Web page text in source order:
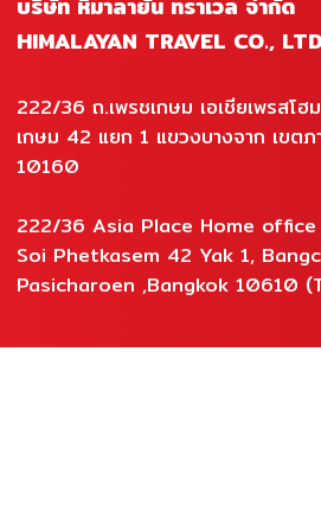
HIMALAYAN TRAVEL CO.,
222/36 ถ.เพรชเกษม เอเชียเพรสโ
เกษม 42 แยก 1 แขวงบางจาก เขต
10160
222/36 Asia Place Home
Soi Phetkasem 42 Yak 1,
Pasicharoen ,Bangkok 10610